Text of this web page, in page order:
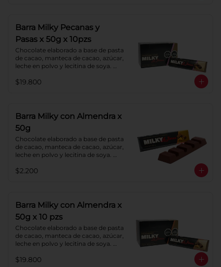
Barra Milky Pecanas y
Pasas x 50g x 10pzs
Chocolate elaborado a base de pasta
de cacao, manteca de cacao, azúcar,
leche en polvo y lecitina de soya.
Porcentaje de Cacao: 40%
$19.800
Barra Milky con Almendra x
50g
Chocolate elaborado a base de pasta
de cacao, manteca de cacao, azúcar,
leche en polvo y lecitina de soya.
cacao: 40%.
$2.200
Barra Milky con Almendra x
50g x 10 pzs
Chocolate elaborado a base de pasta
de cacao, manteca de cacao, azúcar,
leche en polvo y lecitina de soya.
cacao: 40%.
$19.800